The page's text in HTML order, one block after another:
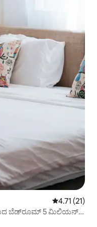
5 ರಲ್ಲಿ 4.71
4.71 (21)
ಬೆಡ್‌ರೂಮ್ 5 ಮಿಲಿಯನ್